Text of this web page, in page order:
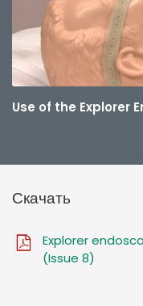
Use of the Explorer
Скачать
Explorer
(Issue 8)